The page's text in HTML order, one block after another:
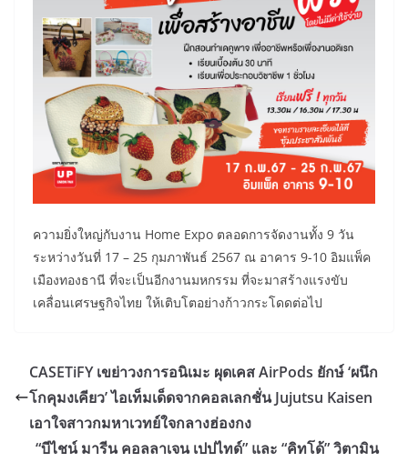
ความยิ่งใหญ่กับงาน Home Expo ตลอดการจัดงานทั้ง 9 วัน
ระหว่างวันที่ 17 – 25 กุมภาพันธ์ 2567 ณ อาคาร 9-10 อิมแพ็ค
เมืองทองธานี ที่จะเป็นอีกงานมหกรรม ที่จะมาสร้างแรงขับ
เคลื่อนเศรษฐกิจไทย ให้เติบโตอย่างก้าวกระโดดต่อไป
CASETiFY เขย่าวงการอนิเมะ ผุดเคส AirPods ยักษ์ ‘ผนึก
โกคุมงเคียว’ ไอเท็มเด็ดจากคอลเลกชั่น Jujutsu Kaisen
เอาใจสาวกมหาเวทย์ใจกลางฮ่องกง
“บีไชน์ มารีน คอลลาเจน เปปไทด์” และ “คิทโด้” วิตามิน